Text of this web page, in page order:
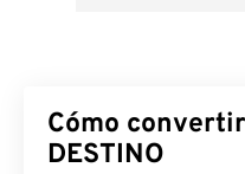
Cómo
DESTINO